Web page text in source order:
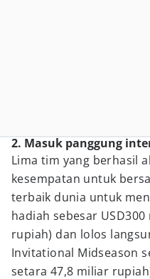
2. Masuk panggung
Lima tim yang berhasil
kesempatan untuk
terbaik dunia untuk
hadiah sebesar
rupiah) dan lolos
Invitational Midseason
setara 47,8 miliar